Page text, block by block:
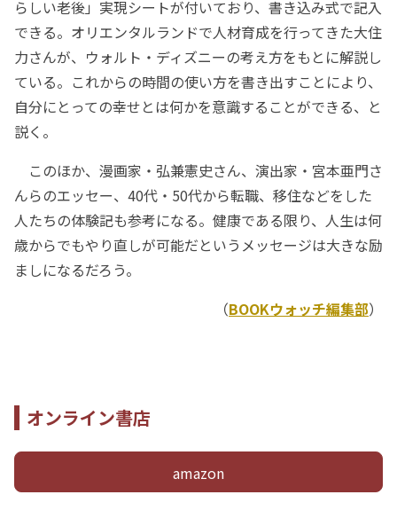
らしい老後」実現シートが付いており、書き込み式で記入
できる。オリエンタルランドで人材育成を行ってきた大住
力さんが、ウォルト・ディズニーの考え方をもとに解説し
ている。これからの時間の使い方を書き出すことにより、
自分にとっての幸せとは何かを意識することができる、と
説く。
このほか、漫画家・弘兼憲史さん、演出家・宮本亜門さ
んらのエッセー、40代・50代から転職、移住などをした
人たちの体験記も参考になる。健康である限り、人生は何
歳からでもやり直しが可能だというメッセージは大きな励
ましになるだろう。
（BOOKウォッチ編集部）
オンライン書店
amazon